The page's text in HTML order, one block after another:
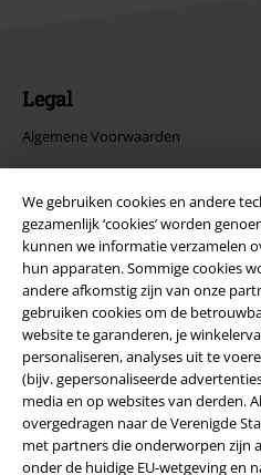
We gebruiken cookies en andere
gezamenlijk ‘cookies’ worden
kunnen we informatie verzamelen
hun apparaten. Sommige cookies
andere afkomstig zijn van onze
gebruiken cookies om de
website te garanderen, je
personaliseren, analyses uit te
(bijv. gepersonaliseerde
media en op websites van derden.
overgedragen naar de Verenigde
met partners die onderworpen zijn
onder de huidige EU-wetgeving en
Legal
Algemene Voorwaarden
Privacyverklaring
Verklaring van conformiteit
Informatie over toegankelijkheid
Cookie-instellingen
Annuleer bestelling